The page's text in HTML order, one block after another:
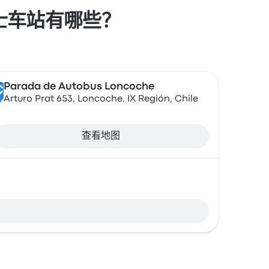
站有哪些？
Parada de Autobus Loncoche
Arturo Prat 653, Loncoche, IX Región, Chile
查看地图